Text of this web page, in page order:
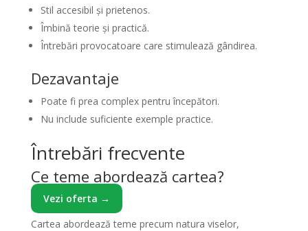
Stil accesibil și prietenos.
Îmbină teorie și practică.
Întrebări provocatoare care stimulează gândirea.
Dezavantaje
Poate fi prea complex pentru începători.
Nu include suficiente exemple practice.
Întrebări frecvente
Ce teme abordează cartea?
Vezi oferta →
Cartea abordează teme precum natura viselor,